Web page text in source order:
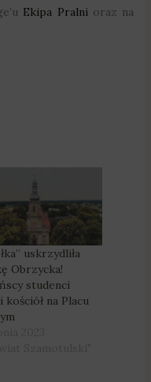
Ekipa Pralnioraz na
uskrzydliła
Obrzycka!
studenci
kościół na Placu